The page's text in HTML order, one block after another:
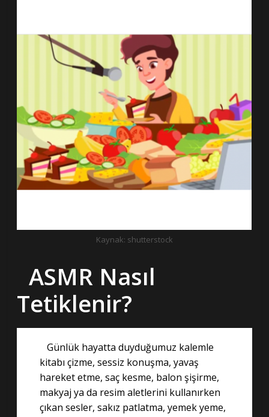
Kaynak: shutterstock
ASMR Nasıl
Tetiklenir?
Günlük hayatta duyduğumuz kalemle
kitabı çizme, sessiz konuşma, yavaş
hareket etme, saç kesme, balon şişirme,
makyaj ya da resim aletlerini kullanırken
çıkan sesler, sakız patlatma, yemek yeme,